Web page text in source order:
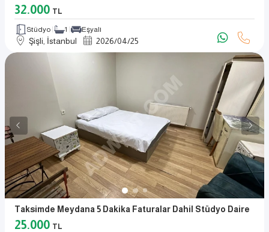
32.000 TL
Stüdyo 1 Eşyalı
Şişli, İstanbul 2026/04/25
Taksimde Meydana 5 Dakika Faturalar Dahil Stüdyo Daire
25.000 TL